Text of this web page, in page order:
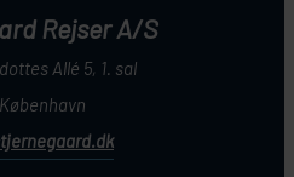
Rejser A/S
Allé 5, 1. sal